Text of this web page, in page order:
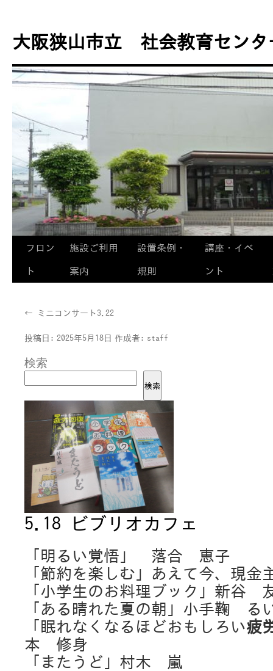
テ
ン
へ
ス
プ
大阪狭山市立 社会教育センタ
フロン
ト
施設ご利用
案内
設置条例・
規則
講座・イベ
ント
← ミニコンサート3.22
投稿日: 2025年5月18日 作成者: staff
検索
検索
5.18 ビブリオカフェ
「明るい覚悟」 落合 恵子
「節約を楽しむ」あえて今、現
「小学生のお料理ブック」新谷
「ある晴れた夏の朝」小手鞠 る
「眠れなくなるほどおもしろい疲
本 修身
「またうど」村木 嵐